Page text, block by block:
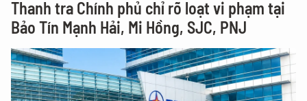
Thanh tra Chính phủ chỉ rõ loạt vi phạm tại
Bảo Tín Mạnh Hải, Mi Hồng, SJC, PNJ